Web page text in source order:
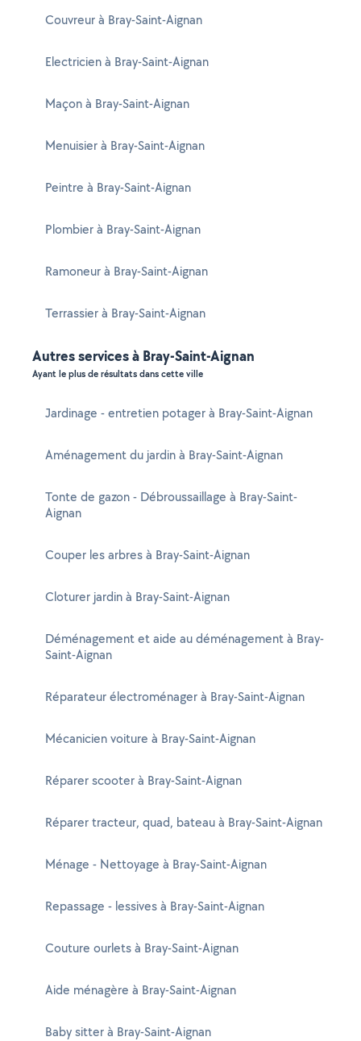
Couvreur à Bray-Saint-Aignan
Electricien à Bray-Saint-Aignan
Maçon à Bray-Saint-Aignan
Menuisier à Bray-Saint-Aignan
Peintre à Bray-Saint-Aignan
Plombier à Bray-Saint-Aignan
Ramoneur à Bray-Saint-Aignan
Terrassier à Bray-Saint-Aignan
Autres services à Bray-Saint-Aignan
Ayant le plus de résultats dans cette ville
Jardinage - entretien potager à Bray-Saint-Aignan
Aménagement du jardin à Bray-Saint-Aignan
Tonte de gazon - Débroussaillage à Bray-Saint-
Aignan
Couper les arbres à Bray-Saint-Aignan
Cloturer jardin à Bray-Saint-Aignan
Déménagement et aide au déménagement à Bray-
Saint-Aignan
Réparateur électroménager à Bray-Saint-Aignan
Mécanicien voiture à Bray-Saint-Aignan
Réparer scooter à Bray-Saint-Aignan
Réparer tracteur, quad, bateau à Bray-Saint-Aignan
Ménage - Nettoyage à Bray-Saint-Aignan
Repassage - lessives à Bray-Saint-Aignan
Couture ourlets à Bray-Saint-Aignan
Aide ménagère à Bray-Saint-Aignan
Baby sitter à Bray-Saint-Aignan